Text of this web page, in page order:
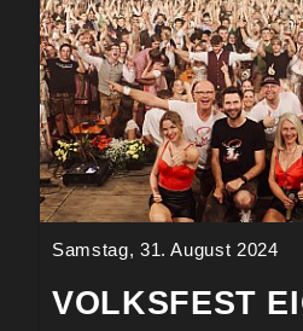
Samstag, 31. August 2024
VOLKSFEST